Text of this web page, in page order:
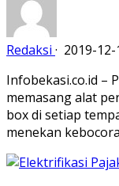
Redaksi · 2019-12-
Infobekasi.co.id –
memasang alat
box di setiap
menekan